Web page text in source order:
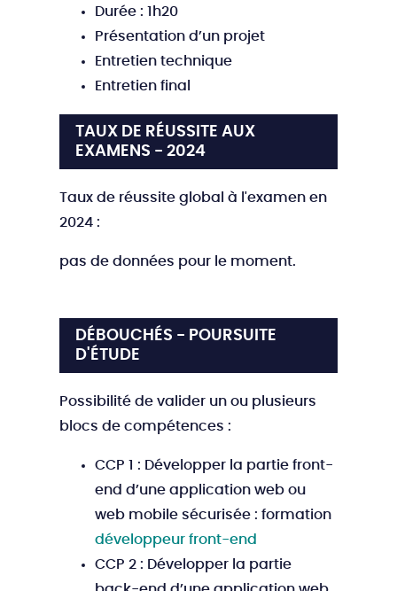
Durée : 1h20
Présentation d’un projet
Entretien technique
Entretien final
TAUX DE RÉUSSITE AUX
EXAMENS - 2024
Taux de réussite global à l'examen en
2024 :
pas de données pour le moment.
DÉBOUCHÉS - POURSUITE
D'ÉTUDE
Possibilité de valider un ou plusieurs
blocs de compétences :
CCP 1 : Développer la partie front-
end d’une application web ou
web mobile sécurisée : formation
développeur front-end
CCP 2 : Développer la partie